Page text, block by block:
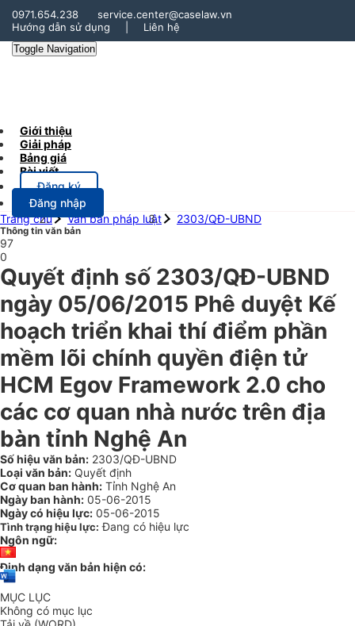
0971.654.238
service.center@caselaw.vn
Hướng dẫn sử dụng
Liên hệ
Toggle Navigation
Giới thiệu
Giải pháp
Bảng giá
Bài viết
Đăng ký
Đăng nhập
Trang chủ
Văn bản pháp luật 2303/QĐ-UBND
Thông tin văn bản
97
0
Quyết định số 2303/QĐ-UBND
ngày 05/06/2015 Phê duyệt Kế
hoạch triển khai thí điểm phần
mềm lõi chính quyền điện tử
HCM Egov Framework 2.0 cho
các cơ quan nhà nước trên địa
bàn tỉnh Nghệ An
Số hiệu văn bản: 2303/QĐ-UBND
Loại văn bản: Quyết định
Cơ quan ban hành: Tỉnh Nghệ An
Ngày ban hành: 05-06-2015
Ngày có hiệu lực: 05-06-2015
Tình trạng hiệu lực: Đang có hiệu lực
Ngôn ngữ:
Định dạng văn bản hiện có:
MỤC LỤC
Không có mục lục